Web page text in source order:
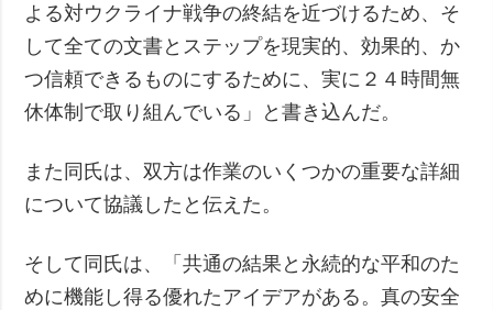
よる対ウクライナ戦争の終結を近づけるため、そ
して全ての文書とステップを現実的、効果的、か
つ信頼できるものにするために、実に２４時間無
休体制で取り組んでいる」と書き込んだ。
また同氏は、双方は作業のいくつかの重要な詳細
について協議したと伝えた。
そして同氏は、「共通の結果と永続的な平和のた
めに機能し得る優れたアイデアがある。真の安全